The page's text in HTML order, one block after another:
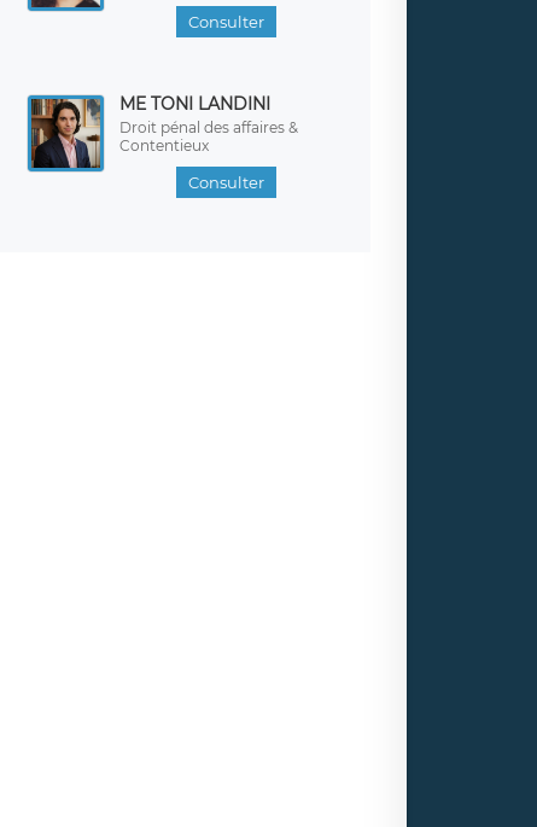
Consulter
ME TONI LANDINI
Droit pénal des affaires &
Contentieux
Consulter